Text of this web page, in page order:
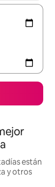
están
y otros